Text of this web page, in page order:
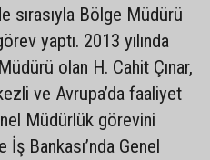
sırasıyla Bölge Müdürü
yaptı. 2013 yılında
olan H. Cahit Çınar,
ve Avrupa’da faaliyet
Müdürlük görevini
Bankası’nda Genel